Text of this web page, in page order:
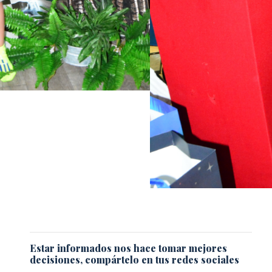
Estar informados nos hace tomar mejores
decisiones, compártelo en tus redes sociales